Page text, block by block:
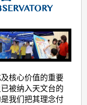
核心价值的重要
被纳入天文台的
我们把其理念付